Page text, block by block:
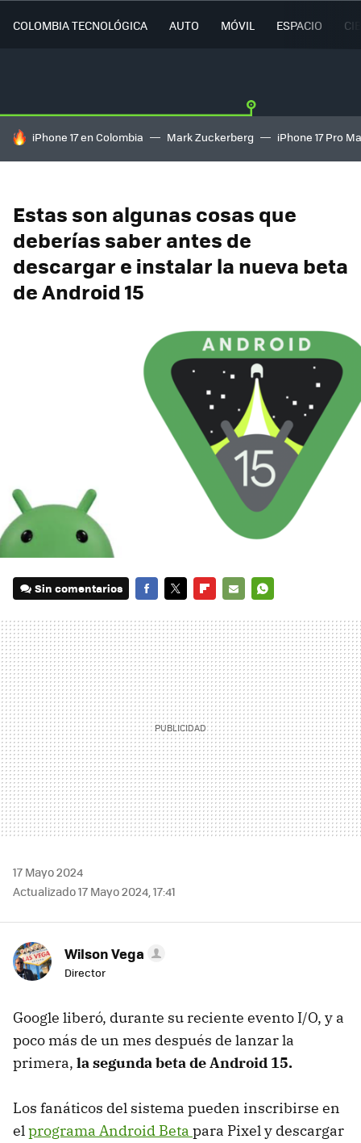
COLOMBIA TECNOLÓGICA AUTO MÓVIL ESPACIO
HOY SE HABLA DE
iPhone 17 en Colombia Mark Zuckerberg iPhone 17 Pro
Estas son algunas cosas que
deberías saber antes de
descargar e instalar la nueva beta
de Android 15
Sin comentarios
MAIL
17 Mayo 2024
Actualizado 17 Mayo 2024, 17:41
Wilson Vega
Director
Google liberó, durante su reciente evento I/O, y a
poco más de un mes después de lanzar la
primera, la segunda beta de Android 15.
Los fanáticos del sistema pueden inscribirse en
elprograma Android Beta para Pixel y descargar